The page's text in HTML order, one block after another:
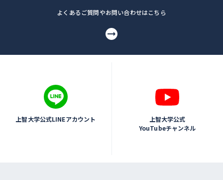
よくあるご質問やお問い合わせはこちら
上智大学公式LINEアカウント
上智大学公式
YouTubeチャンネル